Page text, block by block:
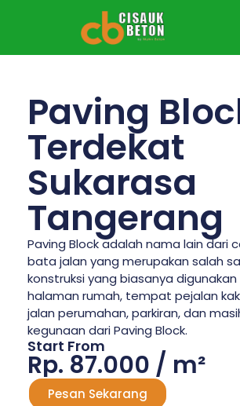
Paving
Terdekat
Sukarasa
Tangerang
Paving Block adalah nama lain dari
bata jalan yang merupakan salah
konstruksi yang biasanya
halaman rumah, tempat pejalan
jalan perumahan, parkiran, dan
kegunaan dari Paving Block.
Start From
Rp. 87.000 / m²
Pesan Sekarang